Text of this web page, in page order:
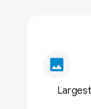
image